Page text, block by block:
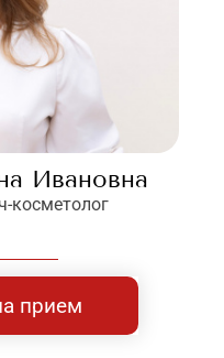
Ивановна
косметолог
прием